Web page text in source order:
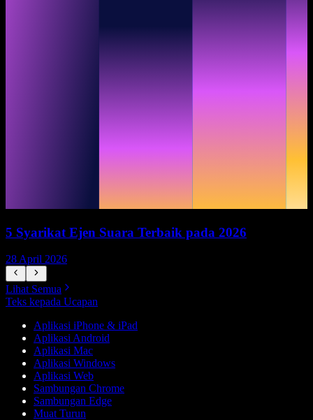
5 Syarikat Ejen Suara Terbaik pada 2026
28 April 2026
Lihat Semua
Teks kepada Ucapan
Aplikasi iPhone & iPad
Aplikasi Android
Aplikasi Mac
Aplikasi Windows
Aplikasi Web
Sambungan Chrome
Sambungan Edge
Muat Turun